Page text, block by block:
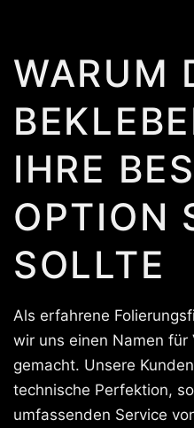
WARUM
IHRE
OPTION
SOLLTE
Als erfahrene
wir uns einen Namen für
gemacht. Unsere
technische Perfektion,
umfassenden Service